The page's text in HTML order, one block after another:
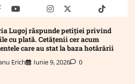
youtubeMailinstagram
twitter truthtiktok
Lugoj răspunde petiției privind
cu plată. Cetățenii cer acum
care au stat la baza hotărârii
Erich Iunie 9, 2026 0